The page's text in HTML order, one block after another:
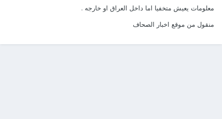
معلومات يعيش متخفيا اما داخل العراق او خارجه .
منقول من موقع اخبار الصحاف